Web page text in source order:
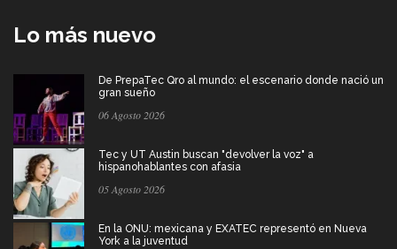
Lo más nuevo
De PrepaTec Qro al mundo: el escenario donde nació un
gran sueño
06 Agosto 2026
Tec y UT Austin buscan "devolver la voz" a
hispanohablantes con afasia
05 Agosto 2026
En la ONU: mexicana y EXATEC representó en Nueva
York a la juventud